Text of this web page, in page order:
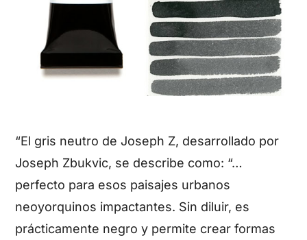
Suscribir
“El gris neutro de Joseph Z, desarrollado por
Joseph Zbukvic, se describe como: “…
perfecto para esos paisajes urbanos
neoyorquinos impactantes. Sin diluir, es
prácticamente negro y permite crear formas